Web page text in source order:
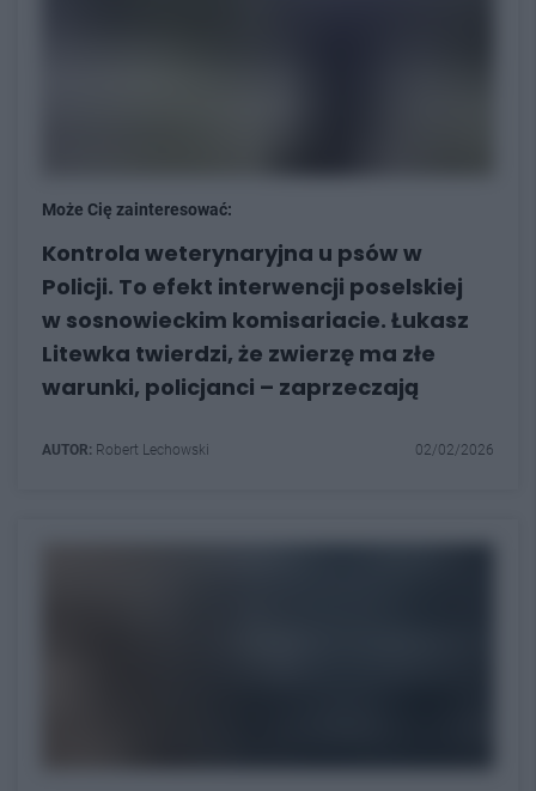
Może Cię zainteresować:
Kontrola weterynaryjna u psów w
Policji. To efekt interwencji poselskiej
w sosnowieckim komisariacie. Łukasz
Litewka twierdzi, że zwierzę ma złe
warunki, policjanci – zaprzeczają
AUTOR: Robert Lechowski 02/02/2026